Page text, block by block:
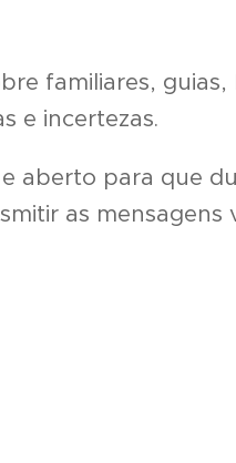
familiares, guias,
e incertezas.
aberto para que
as mensagens